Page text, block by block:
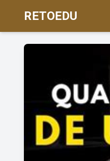
RETOEDU